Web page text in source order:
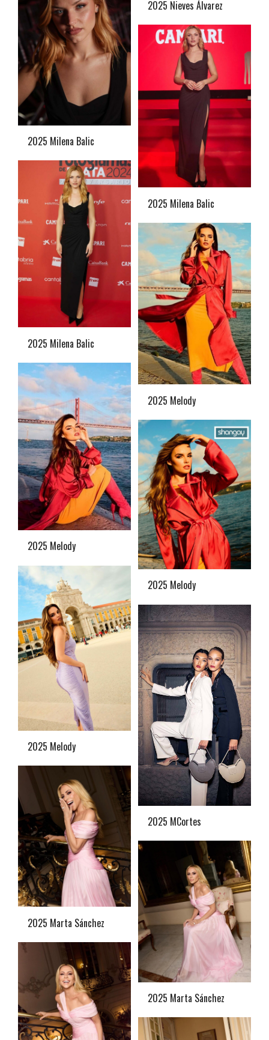
2025 Nieves Álvarez
2025 Milena Balic
2025 Milena Balic
2025 Milena Balic
2025 Melody
2025 Melody
2025 Melody
2025 Melody
2025 MCortes
2025 Marta Sánchez
2025 Marta Sánchez